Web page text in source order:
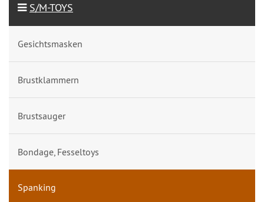
S/M-TOYS
Gesichtsmasken
Brustklammern
Brustsauger
Bondage, Fesseltoys
Spanking